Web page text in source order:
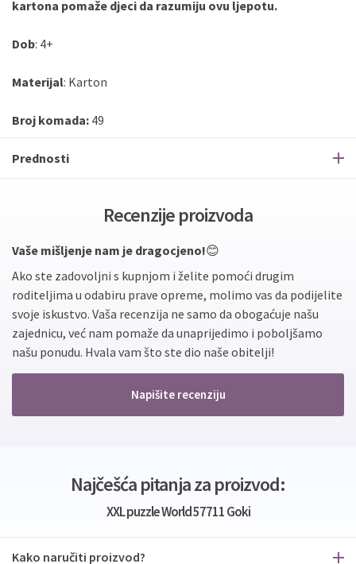
kartona pomaže djeci da razumiju ovu ljepotu.
Dob: 4+
Materijal: Karton
Broj komada: 49
Prednosti
Recenzije proizvoda
Vaše mišljenje nam je dragocjeno!😊
Ako ste zadovoljni s kupnjom i želite pomoći drugim
roditeljima u odabiru prave opreme, molimo vas da podijelite
svoje iskustvo. Vaša recenzija ne samo da obogaćuje našu
zajednicu, već nam pomaže da unaprijedimo i poboljšamo
našu ponudu. Hvala vam što ste dio naše obitelji!
Napišite recenziju
Najčešća pitanja za proizvod:
XXL puzzle World 57711 Goki
Kako naručiti proizvod?